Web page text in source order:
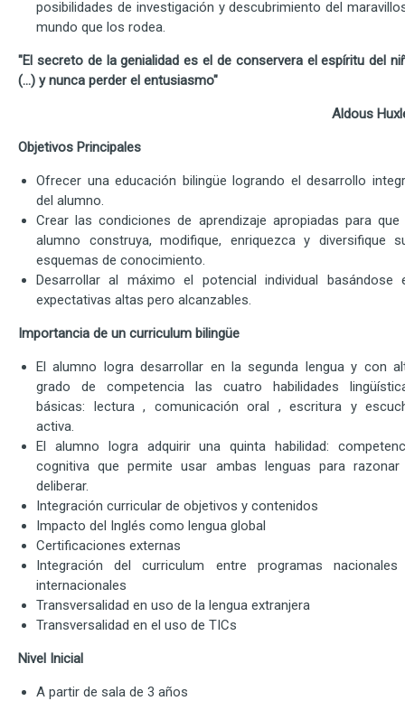
posibilidades de investigación y descubrimiento del
mundo que los rodea.
"El secreto de la genialidad es el de conservera el espíritu del
(...) y nunca perder el entusiasmo"
Aldous
Objetivos Principales
Ofrecer una educación bilingüe logrando el desarrollo
del alumno.
Crear las condiciones de aprendizaje apropiadas para que
alumno construya, modifique, enriquezca y diversifique
esquemas de conocimiento.
Desarrollar al máximo el potencial individual basándose
expectativas altas pero alcanzables.
Importancia de un curriculum bilingüe
El alumno logra desarrollar en la segunda lengua y con
grado de competencia las cuatro habilidades
básicas: lectura , comunicación oral , escritura y
activa.
El alumno logra adquirir una quinta habilidad:
cognitiva que permite usar ambas lenguas para
deliberar.
Integración curricular de objetivos y contenidos
Impacto del Inglés como lengua global
Certificaciones externas
Integración del curriculum entre programas
internacionales
Transversalidad en uso de la lengua extranjera
Transversalidad en el uso de TICs
Nivel Inicial
A partir de sala de 3 años